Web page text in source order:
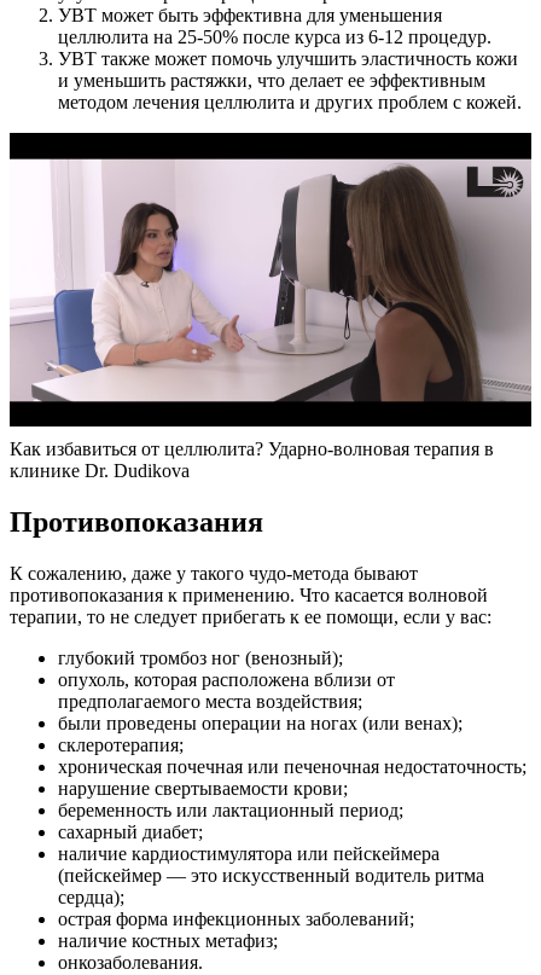
УВТ может быть эффективна для уменьшения
целлюлита на 25-50% после курса из 6-12 процедур.
УВТ также может помочь улучшить эластичность кожи
и уменьшить растяжки, что делает ее эффективным
методом лечения целлюлита и других проблем с кожей.
Как избавиться от целлюлита? Ударно-волновая терапия в
клинике Dr. Dudikova
Противопоказания
К сожалению, даже у такого чудо-метода бывают
противопоказания к применению. Что касается волновой
терапии, то не следует прибегать к ее помощи, если у вас:
глубокий тромбоз ног (венозный);
опухоль, которая расположена вблизи от
предполагаемого места воздействия;
были проведены операции на ногах (или венах);
склеротерапия;
хроническая почечная или печеночная недостаточность;
нарушение свертываемости крови;
беременность или лактационный период;
сахарный диабет;
наличие кардиостимулятора или пейскеймера
(пейскеймер — это искусственный водитель ритма
сердца);
острая форма инфекционных заболеваний;
наличие костных метафиз;
онкозаболевания.